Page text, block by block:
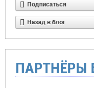
Подписаться
Назад в блог
ПАРТНЁРЫ